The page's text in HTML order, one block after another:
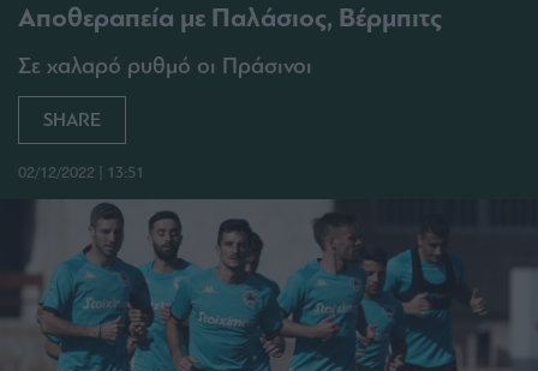
Αποθεραπεία με Παλάσιος, Βέρμπιτς
Σε χαλαρό ρυθμό οι Πράσινοι
SHARE
02/12/2022 | 13:51